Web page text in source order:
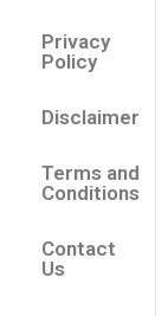
Privacy
Policy
Disclaimer
Terms and
Conditions
Contact
Us